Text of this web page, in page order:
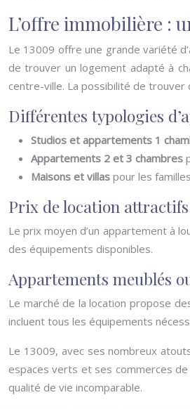
L’offre immobilière :
Le 13009 offre une grande variété
de trouver un logement adapté à
centre-ville. La possibilité de
Différentes typologies
Studios et appartements 1
Appartements 2 et 3 chambres
Maisons et villas pour les
Prix de location attractifs
Le prix moyen d’un appartement à
des équipements disponibles.
Appartements meublés
Le marché de la location propose
incluent tous les équipements
Le 13009, avec ses nombreux
espaces verts et ses commerces
qualité de vie incomparable.